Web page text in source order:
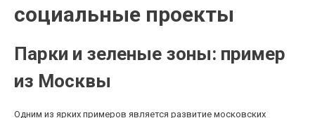
социальные проекты
Парки и зеленые зоны: пример
из Москвы
Одним из ярких примеров является развитие московских